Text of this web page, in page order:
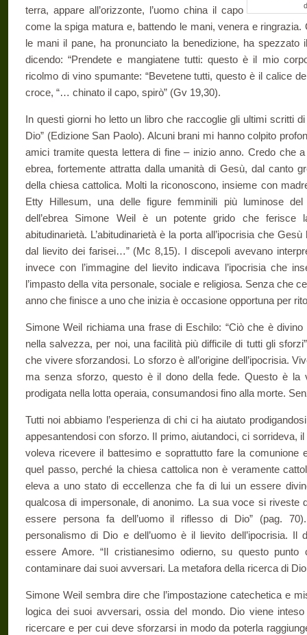
terra, appare all’orizzonte, l’uomo china il capo
come la spiga matura e, battendo le mani, venera e
le mani il pane, ha pronunciato la benedizione, ha spezzato
dicendo: “Prendete e mangiatene tutti: questo è il mio
ricolmo di vino spumante: “Bevetene tutti, questo è il calice
croce, “… chinato il capo, spirò” (Gv 19,30).
In questi giorni ho letto un libro che raccoglie gli ultimi scritti di
Dio” (Edizione San Paolo). Alcuni brani mi hanno colpito
amici tramite questa lettera di fine – inizio anno. Credo che
ebrea, fortemente attratta dalla umanità di Gesù, dal canto
della chiesa cattolica. Molti la riconoscono, insieme con
Etty Hillesum, una delle figure femminili più luminose
dell’ebrea Simone Weil è un potente grido che ferisce
abitudinarietà. L’abitudinarietà è la porta all’ipocrisia che
dal lievito dei farisei…” (Mc 8,15). I discepoli avevano
invece con l’immagine del lievito indicava l’ipocrisia che
l’impasto della vita personale, sociale e religiosa. Senza che
anno che finisce a uno che inizia è occasione opportuna per
Simone Weil richiama una frase di Eschilo: “Ciò che è
nella salvezza, per noi, una facilità più difficile di tutti gli
che vivere sforzandosi. Lo sforzo è all’origine dell’ipocrisia.
ma senza sforzo, questo è il dono della fede. Questo è la
prodigata nella lotta operaia, consumandosi fino alla morte.
Tutti noi abbiamo l’esperienza di chi ci ha aiutato
appesantendosi con sforzo. Il primo, aiutandoci, ci sorrideva,
voleva ricevere il battesimo e soprattutto fare la comunione
quel passo, perché la chiesa cattolica non è veramente
eleva a uno stato di eccellenza che fa di lui un essere
qualcosa di impersonale, di anonimo. La sua voce si riveste
essere persona fa dell’uomo il riflesso di Dio” (pag.
personalismo di Dio e dell’uomo è il lievito dell’ipocrisia. Il
essere Amore. “Il cristianesimo odierno, su questo
contaminare dai suoi avversari. La metafora della ricerca di
Simone Weil sembra dire che l’impostazione catechetica e
logica dei suoi avversari, ossia del mondo. Dio viene
ricercare e per cui deve sforzarsi in modo da poterla